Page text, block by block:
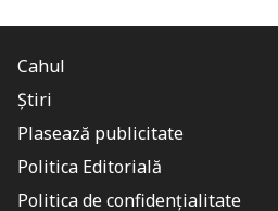
Cahul
Știri
Plasează publicitate
Politica Editorială
Politica de confidențialitate